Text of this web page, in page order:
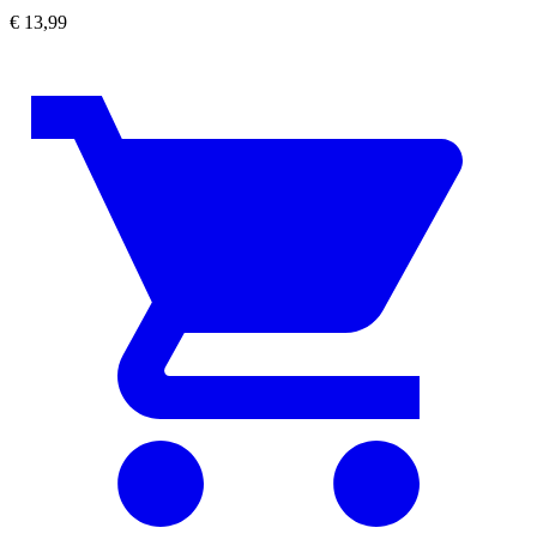
€ 13,99